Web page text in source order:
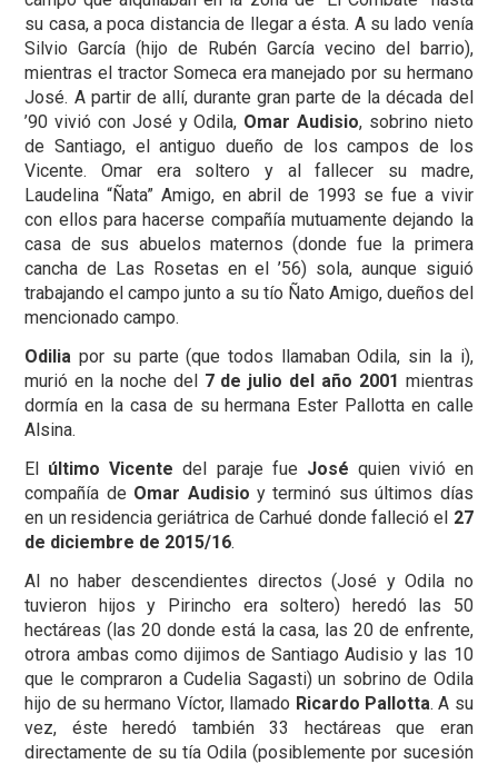
su casa, a poca distancia de llegar a ésta. A su lado venía
Silvio García (hijo de Rubén García vecino del barrio),
mientras el tractor Someca era manejado por su hermano
José. A partir de allí, durante gran parte de la década del
’90 vivió con José y Odila, Omar Audisio, sobrino nieto
de Santiago, el antiguo dueño de los campos de los
Vicente. Omar era soltero y al fallecer su madre,
Laudelina “Ñata” Amigo, en abril de 1993 se fue a vivir
con ellos para hacerse compañía mutuamente dejando la
casa de sus abuelos maternos (donde fue la primera
cancha de Las Rosetas en el ’56) sola, aunque siguió
trabajando el campo junto a su tío Ñato Amigo, dueños del
mencionado campo.
Odilia por su parte (que todos llamaban Odila, sin la i),
murió en la noche del 7 de julio del año 2001 mientras
dormía en la casa de su hermana Ester Pallotta en calle
Alsina.
El último Vicente del paraje fue José quien vivió en
compañía de Omar Audisio y terminó sus últimos días
en un residencia geriátrica de Carhué donde falleció el 27
de diciembre de 2015/16.
Al no haber descendientes directos (José y Odila no
tuvieron hijos y Pirincho era soltero) heredó las 50
hectáreas (las 20 donde está la casa, las 20 de enfrente,
otrora ambas como dijimos de Santiago Audisio y las 10
que le compraron a Cudelia Sagasti) un sobrino de Odila
hijo de su hermano Víctor, llamado Ricardo Pallotta. A su
vez, éste heredó también 33 hectáreas que eran
directamente de su tía Odila (posiblemente por sucesión